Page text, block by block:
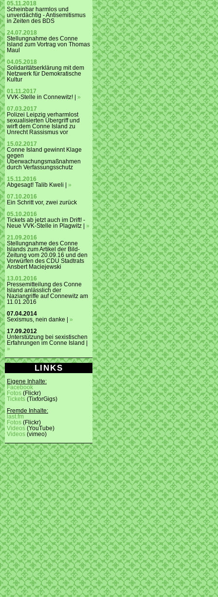
05.11.2018
Scheinbar harmlos und
unverdächtig - Antisemitismus
in Zeiten des BDS
24.07.2018
Stellungnahme des Conne
Island zum Vortrag von Thomas
Maul
04.05.2018
Solidaritätserklärung mit dem
Netzwerk für Demokratische
Kultur
01.11.2017
VVK-Stelle in Connewitz! | »
07.03.2017
Polizei Leipzig verharmlost
sexualisierten Übergriff und
wirft dem Conne Island zu
Unrecht Rassismus vor
15.02.2017
Conne Island gewinnt Klage
gegen
Überwachungsmaßnahmen
durch Verfassungsschutz
15.11.2016
Abgesagt! Talib Kweli | »
07.10.2016
Ein Schritt vor, zwei zurück
05.10.2016
Tickets ab jetzt auch im Drift! -
Neue VVK-Stelle in Plagwitz | »
21.09.2016
Stellungnahme des Conne
Islands zum Artikel der Bild-
Zeitung vom 20.09.16 und den
Vorwürfen des CDU Stadtrats
Ansbert Maciejewski
13.01.2016
Pressemitteilung des Conne
Island anlässlich der
Naziangriffe auf Connewitz am
11.01.2016
07.04.2014
Sexismus, nein danke | »
17.09.2012
Unterstützung bei sexistischen
Erfahrungen im Conne Island |
»
LINKS
Eigene Inhalte:
Facebook
Fotos (Flickr)
Tickets (TixforGigs)
Fremde Inhalte:
last.fm
Fotos (Flickr)
Videos (YouTube)
Videos (vimeo)